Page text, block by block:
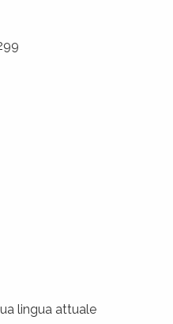
lingua attuale